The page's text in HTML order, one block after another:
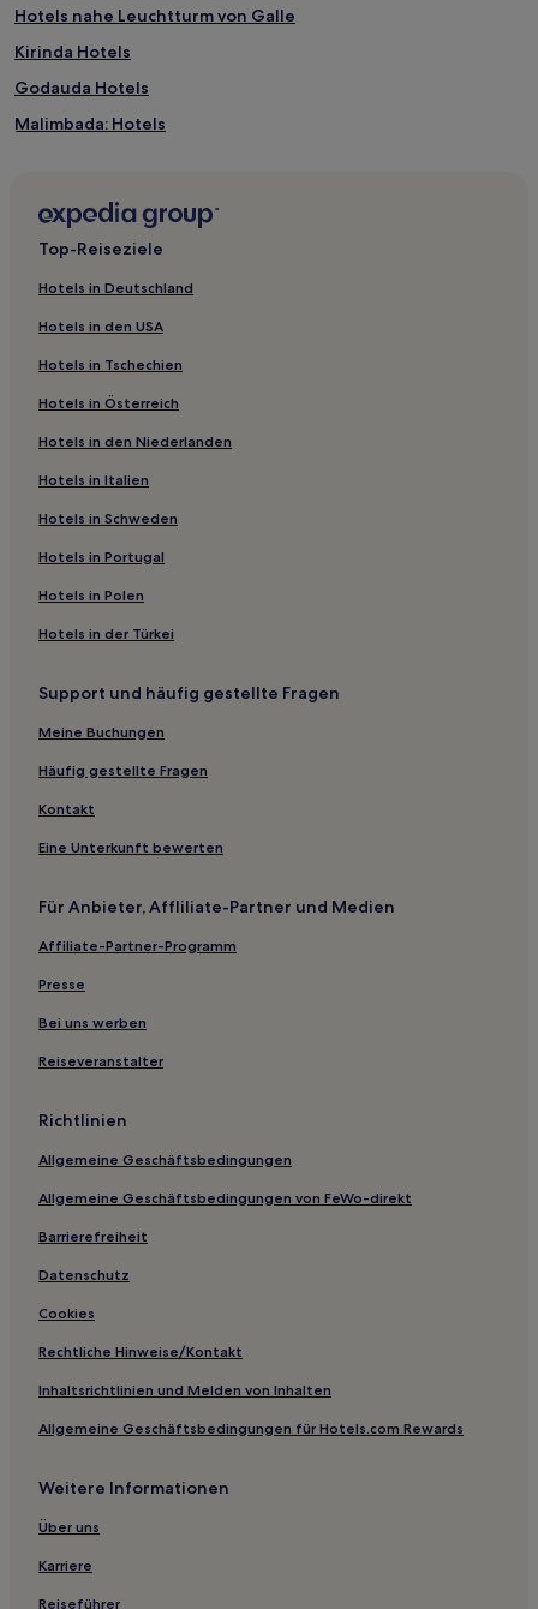
Bedingungen
gelten.
Hotels nahe Leuchtturm von Galle
Kirinda Hotels
Godauda Hotels
Malimbada: Hotels
Attaragoda Hotels
Akuressa: Hotels
Unawatuna Hotels
Mulatiyana: Hotels
Mulatiyana Hotels
Okewela: Hotels
Akmeemana: Hotels
Kunukalapuwa Hotels
Walahanduwa Hotels
Hakmana: Hotels
Dickwella: Hotels
Fort Galle: Hotels
Hotels nahe Schein Our Lady of Matara
Weligama: Hotels
Beranagoda Hotels
Kamburupitiya: Hotels
Hotels nahe Hummanaya Blowhole
Habaraduwa: Hotels
Polhena Hotels
Devinuwara: Hotels
Kanattagoda Hotels
Kamburupitiya Hotels
Yakkalamulla: Hotels
Talpe: Hotels
Tangalle: Hotels
Hotels nahe Bahnhof Midigama
Dondra West Hotels
Weligama Hotels
Hotels nahe Midigama Left Surf Break
Villen in Talpe
Gasthäuser in Tangalle
B&B in Tangalle
B&B in Jungle Beach
Top-Reiseziele
Hotels in Deutschland
Hotels in den USA
Hotels in Tschechien
Hotels in Österreich
Hotels in den Niederlanden
Hotels in Italien
Hotels in Schweden
Hotels in Portugal
Hotels in Polen
Hotels in der Türkei
Support und häufig gestellte Fragen
Meine Buchungen
Häufig gestellte Fragen
Kontakt
Eine Unterkunft bewerten
Für Anbieter, Affliliate-Partner und Medien
Affiliate-Partner-Programm
Presse
Bei uns werben
Reiseveranstalter
Richtlinien
Allgemeine Geschäftsbedingungen
Allgemeine Geschäftsbedingungen von FeWo-direkt
Barrierefreiheit
Datenschutz
Cookies
Rechtliche Hinweise/Kontakt
Inhaltsrichtlinien und Melden von Inhalten
Allgemeine Geschäftsbedingungen für Hotels.com Rewards
Weitere Informationen
Über uns
Karriere
Reiseführer